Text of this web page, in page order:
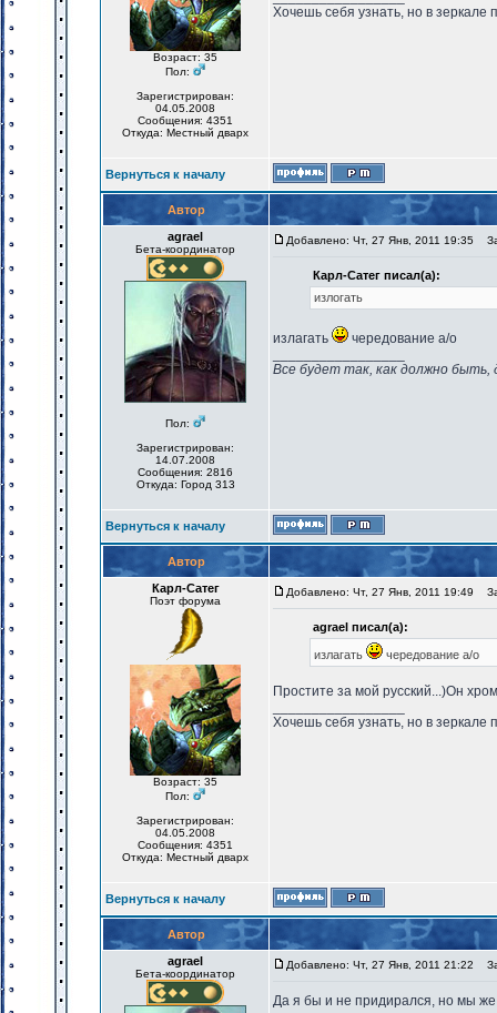
Возраст: 35
Пол:
Зарегистрирован:
04.05.2008
Сообщения: 4351
Откуда: Местный дварх
Хочешь себя узнать, но в зеркале
Вернуться к началу
Автор
agrael
Бета-координатор
Пол:
Зарегистрирован:
14.07.2008
Сообщения: 2816
Откуда: Город 313
Добавлено: Чт, 27 Янв, 2011 19:35
Карл-Сатег писал(а):
излогать
излагать
чередование а/о
Все будет так, как должно быть,
Вернуться к началу
Автор
Карл-Сатег
Поэт форума
Возраст: 35
Пол:
Зарегистрирован:
04.05.2008
Сообщения: 4351
Откуда: Местный дварх
Добавлено: Чт, 27 Янв, 2011 19:49
agrael писал(а):
излагать чередование а/о
Простите за мой русский...)Он
Хочешь себя узнать, но в зеркале
Вернуться к началу
Автор
agrael
Бета-координатор
Добавлено: Чт, 27 Янв, 2011 21:22
Да я бы и не придирался, но мы же